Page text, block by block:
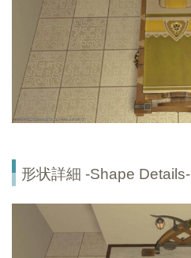
形状詳細 -Shape Details-